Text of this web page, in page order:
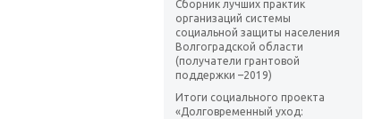
Сборник лучших практик
организаций системы
социальной защиты населения
Волгоградской области
(получатели грантовой
поддержки –2019)
Итоги социального проекта
«Долговременный уход: